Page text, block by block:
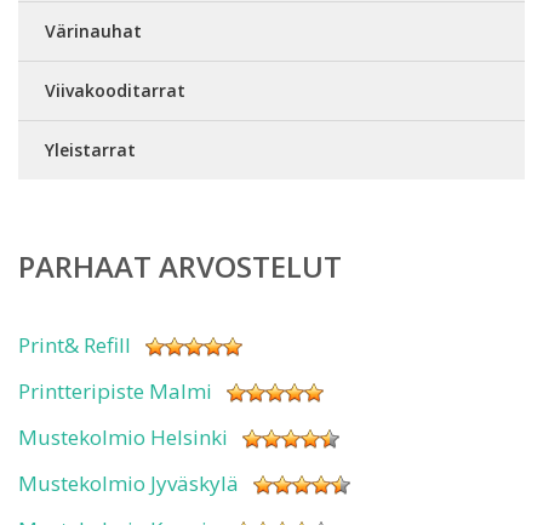
Värinauhat
Viivakooditarrat
Yleistarrat
PARHAAT ARVOSTELUT
Print& Refill
Printteripiste Malmi
Mustekolmio Helsinki
Mustekolmio Jyväskylä